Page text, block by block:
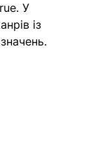
У
із